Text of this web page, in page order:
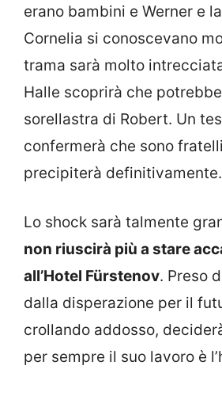
erano bambini e Werner e
Cornelia si conoscevano
trama sarà molto
Halle scoprirà che
sorellastra di Robert. Un
confermerà che sono
precipiterà definitivamente.
Lo shock sarà talmente
non riuscirà più a stare
all’Hotel Fürstenov. Preso
dalla disperazione per il
crollando addosso,
per sempre il suo lavoro è